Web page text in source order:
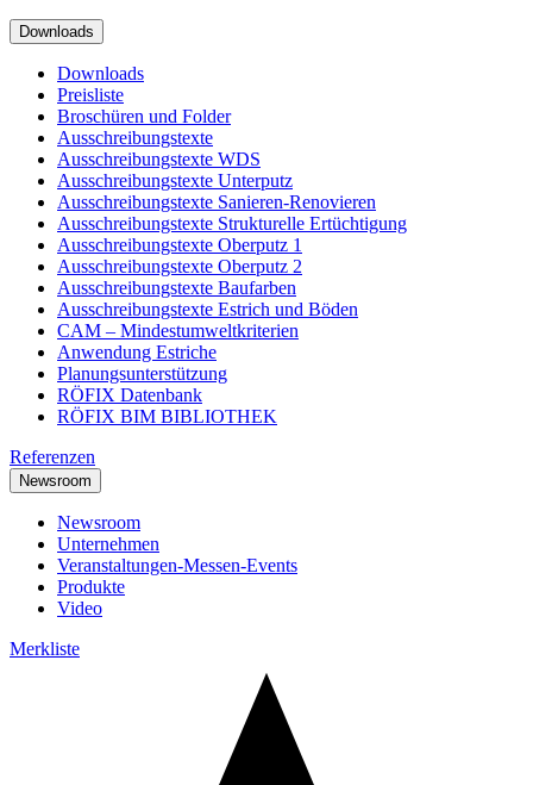
Downloads
Downloads
Preisliste
Broschüren und Folder
Ausschreibungstexte
Ausschreibungstexte WDS
Ausschreibungstexte Unterputz
Ausschreibungstexte Sanieren-Renovieren
Ausschreibungstexte Strukturelle Ertüchtigung
Ausschreibungstexte Oberputz 1
Ausschreibungstexte Oberputz 2
Ausschreibungstexte Baufarben
Ausschreibungstexte Estrich und Böden
CAM – Mindestumweltkriterien
Anwendung Estriche
Planungsunterstützung
RÖFIX Datenbank
RÖFIX BIM BIBLIOTHEK
Referenzen
Newsroom
Newsroom
Unternehmen
Veranstaltungen-Messen-Events
Produkte
Video
Merkliste